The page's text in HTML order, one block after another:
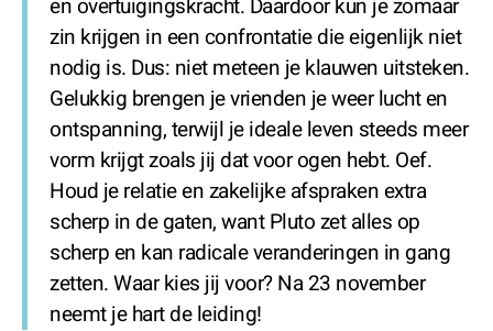
en overtuigingskracht. Daardoor kun je zomaar
zin krijgen in een confrontatie die eigenlijk niet
nodig is. Dus: niet meteen je klauwen uitsteken.
Gelukkig brengen je vrienden je weer lucht en
ontspanning, terwijl je ideale leven steeds meer
vorm krijgt zoals jij dat voor ogen hebt. Oef.
Houd je relatie en zakelijke afspraken extra
scherp in de gaten, want Pluto zet alles op
scherp en kan radicale veranderingen in gang
zetten. Waar kies jij voor? Na 23 november
neemt je hart de leiding!